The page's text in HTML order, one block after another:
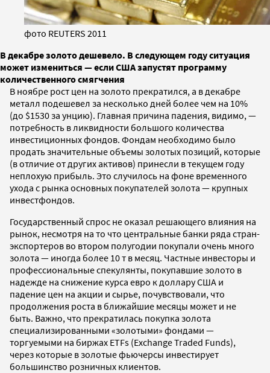
фото REUTERS 2011
В декабре золото дешевело. В следующем году ситуация
может измениться — если США запустят программу
количественного смягчения
В ноябре рост цен на золото прекратился, а в декабре
металл подешевел за несколько дней более чем на 10%
(до $1530 за унцию). Главная причина падения, видимо, —
потребность в ликвидности большого количества
инвестиционных фондов. Фондам необходимо было
продать значительные объемы золотых позиций, которые
(в отличие от других активов) принесли в текущем году
неплохую прибыль. Это случилось на фоне временного
ухода с рынка основных покупателей золота — крупных
инвестфондов.
Государственный спрос не оказал решающего влияния на
рынок, несмотря на то что центральные банки ряда стран-
экспортеров во втором полугодии покупали очень много
золота — иногда более 10 т в месяц. Частные инвесторы и
профессиональные спекулянты, покупавшие золото в
надежде на снижение курса евро к доллару США и
падение цен на акции и сырье, почувствовали, что
продолжения роста в ближайшие месяцы может и не
быть. Важно, что прекратилась покупка золота
специализированными «золотыми» фондами —
торгуемыми на биржах ETFs (Exchange Traded Funds),
через которые в золотые фьючерсы инвестирует
большинство розничных клиентов.